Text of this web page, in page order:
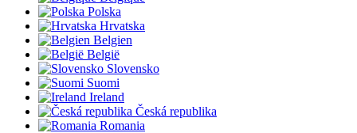
Polska
Hrvatska
Belgien
België
Slovensko
Suomi
Ireland
Česká republika
Romania